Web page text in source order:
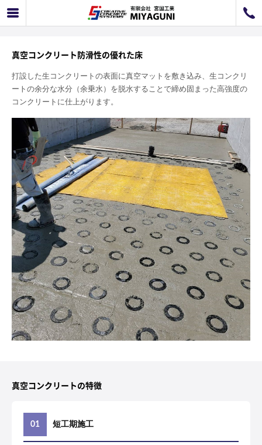
お問い合わせ 工事のお見積もり
真空コンクリートカラー吹付け化粧工事
真空コンクリート防滑性の優れた床
打設した生コンクリートの表面に真空マットを敷き込み、生コンクリ
ートの余分な水分（余乗水）を脱水することで締め固まった高強度の
コンクリートに仕上がります。
真空コンクリートの特徴
短工期施工